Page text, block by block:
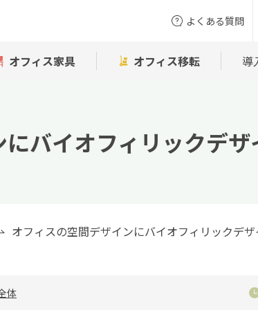
よくある質問
オフィス家具 オフィス移転 導
バイオフィリックデザ
オフィスの空間デザインにバイオフィリックデ
体